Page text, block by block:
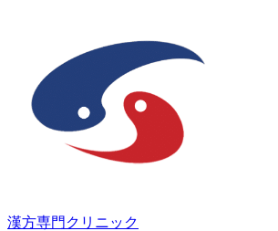
漢方専門クリニック